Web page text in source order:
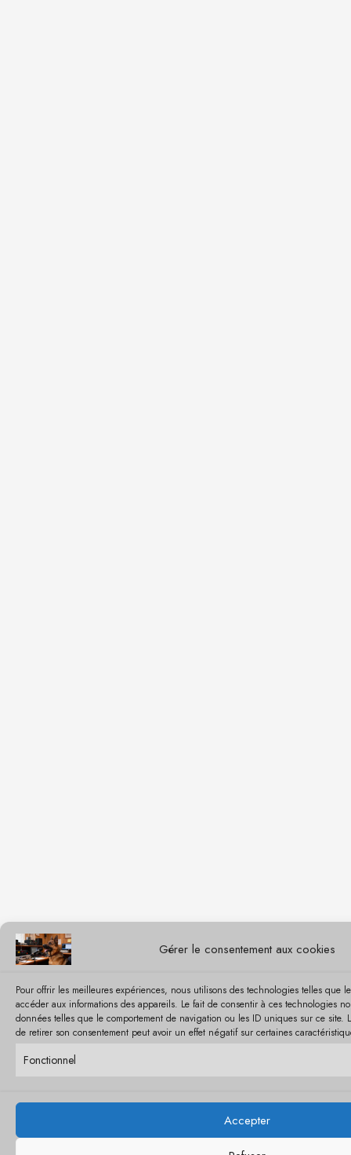
Gérer le consentement aux cookies
Pour offrir les meilleures expériences, nous utilisons des technologies telles que
accéder aux informations des appareils. Le fait de consentir à ces technologies
données telles que le comportement de navigation ou les ID uniques sur ce site.
de retirer son consentement peut avoir un effet négatif sur certaines
Fonctionnel
Accepter